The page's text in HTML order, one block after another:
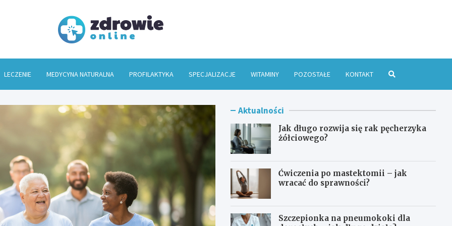
LECZENIE MEDYCYNA NATURALNA PROFILAKTYKA SPECJALIZACJE WITAMINY POZOSTAŁE KONTAKT
Aktualności
Jak długo rozwija się rak pęcherzyka
żółciowego?
Ćwiczenia po mastektomii – jak
wracać do sprawności?
Szczepionka na pneumokoki dla